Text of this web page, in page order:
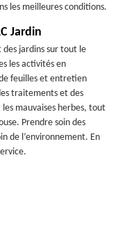
les meilleures conditions.
Jardin
des jardins sur tout le
les activités en
feuilles et entretien
traitements et des
mauvaises herbes, tout
Prendre soin des
de l’environnement. En